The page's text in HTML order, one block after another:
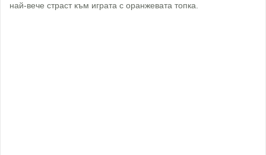
най-вече страст към играта с оранжевата топка.